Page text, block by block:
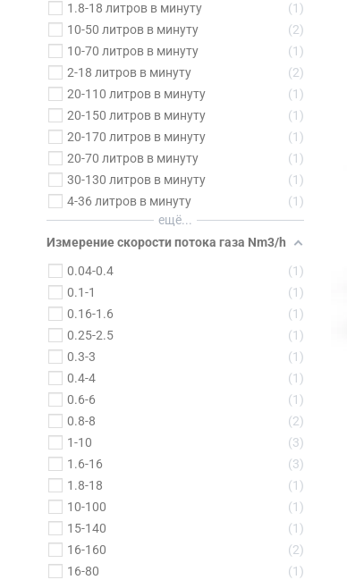
1.8-18 литров в минуту
1
10-50 литров в минуту
2
10-70 литров в минуту
1
2-18 литров в минуту
2
20-110 литров в минуту
1
20-150 литров в минуту
1
20-170 литров в минуту
1
20-70 литров в минуту
1
30-130 литров в минуту
1
4-36 литров в минуту
1
ещё...
Измерение скорости потока газа Nm3/h
0.04-0.4
1
0.1-1
1
0.16-1.6
1
0.25-2.5
1
0.3-3
1
0.4-4
1
0.6-6
1
0.8-8
2
1-10
3
1.6-16
3
1.8-18
1
10-100
1
15-140
1
16-160
2
16-80
1